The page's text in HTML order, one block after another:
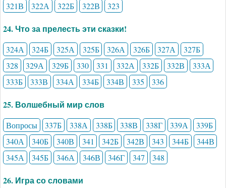
321В
322А 322Б 322В 323
24. Что за прелесть эти сказки!
324А 324Б 325А 325Б 326А 326Б 327А
327Б
328
329А 329Б 330 331 332А 332Б 332В
333А
333Б
333В 334А 334Б 334В 335 336
25. Волшебный мир слов
Вопросы 337Б 338А 338Б 338В 338Г 339А
339Б
340А
340Б 340В 341 342Б 342В 343 344Б
344В
345А
345Б 346А 346В 346Г 347 348
26. Игра со словами